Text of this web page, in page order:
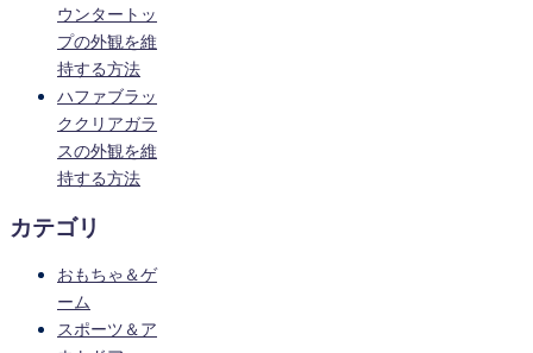
ウンタートッ
プの外観を維
持する方法
ハファブラッ
ククリアガラ
スの外観を維
持する方法
カテゴリ
おもちゃ＆ゲ
ーム
スポーツ＆ア